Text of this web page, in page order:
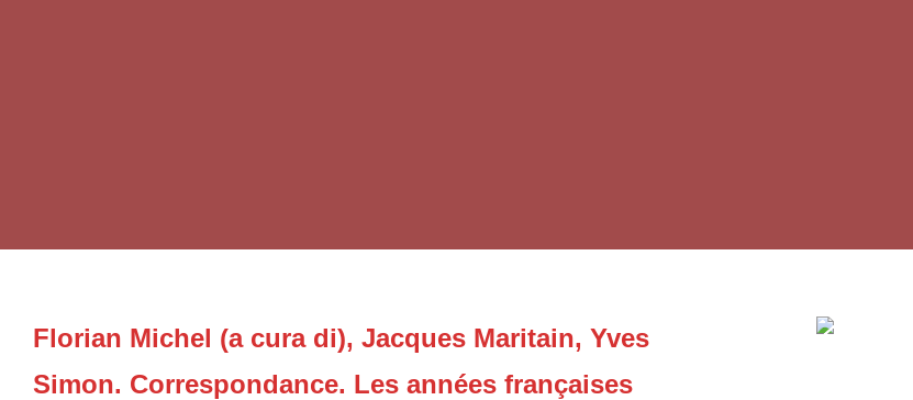
Florian Michel (a cura di), Jacques Maritain, Yves
Simon. Correspondance. Les années françaises